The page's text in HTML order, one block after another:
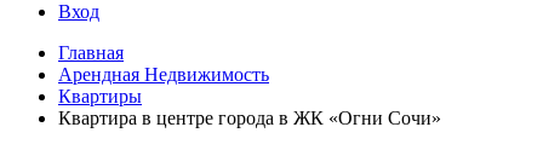
Вход
Главная
Арендная Недвижимость
Квартиры
Квартира в центре города в ЖК «Огни Сочи»